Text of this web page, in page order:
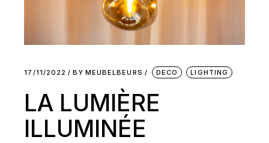
17/11/2022 BY MEUBELBEURS DECO LIGHTING
LA LUMIÈRE
ILLUMINÉE